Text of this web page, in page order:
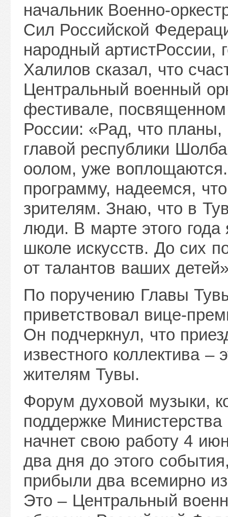
начальник Военно-
Сил Российской
народный артистРоссии,
Халилов сказал, что
Центральный военный
фестивале,
России: «Рад, что
главой республики
оолом, уже
программу, надеемся,
зрителям. Знаю, что в
люди. В марте этого
школе искусств. До сих
от талантов ваших
По поручению Главы
приветствовал вице-
Он подчеркнул, что
известного коллектива
жителям Тувы.
Форум духовой музыки,
поддержке
начнет свою работу 4
два дня до этого
прибыли два всемирно
Это – Центральный